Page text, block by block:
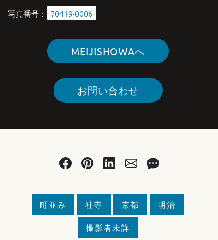
写真番号：
70419-0006
MEIJISHOWAへ
お問い合わせ
町並み 社寺 京都 明治
撮影者未詳